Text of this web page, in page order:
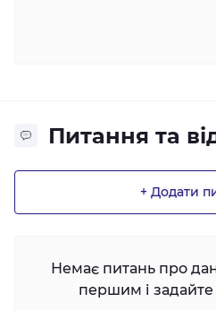
Питання та
+ Додати
Немає питань про
першим і